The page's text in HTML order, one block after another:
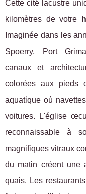
Cette cité lacustre
kilomètres de votre
Imaginée dans les
Spoerry, Port
canaux et
colorées aux pieds
aquatique où
voitures. L'église
reconnaissable à
magnifiques vitraux
du matin créent une
quais. Les